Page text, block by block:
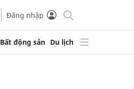
Đăng nhập
Bất động sản Du lịch